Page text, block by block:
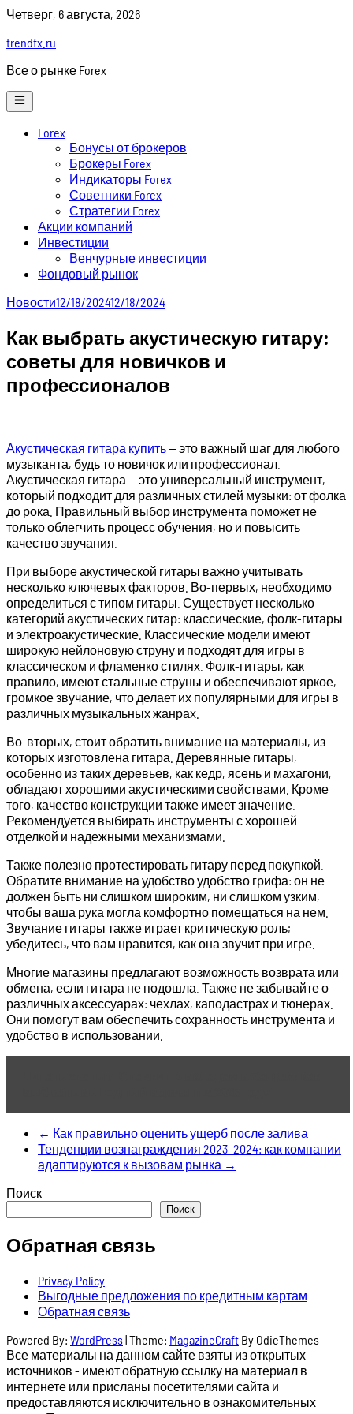
Skip
content
Четверг, 6 августа, 2026
trendfx.ru
Все о рынке Forex
Forex
Бонусы от брокеров
Брокеры Forex
Индикаторы Forex
Советники Forex
Стратегии Forex
Акции компаний
Инвестиции
Венчурные инвестиции
Фондовый рынок
Новости12/18/202412/18/2024
Как выбрать акустическую гитару:
советы для новичков и
профессионалов
Акустическая гитара купить— это важный шаг для любого
музыканта, будь то новичок или профессионал.
Акустическая гитара — это универсальный инструмент,
который подходит для различных стилей музыки: от фолка
до рока. Правильный выбор инструмента поможет не
только облегчить процесс обучения, но и повысить
качество звучания.
При выборе акустической гитары важно учитывать
несколько ключевых факторов. Во-первых, необходимо
определиться с типом гитары. Существует несколько
категорий акустических гитар: классические, фолк-гитары
и электроакустические. Классические модели имеют
широкую нейлоновую струну и подходят для игры в
классическом и фламенко стилях. Фолк-гитары, как
правило, имеют стальные струны и обеспечивают яркое,
громкое звучание, что делает их популярными для игры в
различных музыкальных жанрах.
Во-вторых, стоит обратить внимание на материалы, из
которых изготовлена гитара. Деревянные гитары,
особенно из таких деревьев, как кедр, ясень и махагони,
обладают хорошими акустическими свойствами. Кроме
того, качество конструкции также имеет значение.
Рекомендуется выбирать инструменты с хорошей
отделкой и надежными механизмами.
Также полезно протестировать гитару перед покупкой.
Обратите внимание на удобство удобство грифа: он не
должен быть ни слишком широким, ни слишком узким,
чтобы ваша рука могла комфортно помещаться на нем.
Звучание гитары также играет критическую роль;
убедитесь, что вам нравится, как она звучит при игре.
Многие магазины предлагают возможность возврата или
обмена, если гитара не подошла. Также не забывайте о
различных аксессуарах: чехлах, каподастрах и тюнерах.
Они помогут вам обеспечить сохранность инструмента и
удобство в использовании.
← Как правильно оценить ущерб после залива
Тенденции вознаграждения 2023–2024: как компании
адаптируются к вызовам рынка →
Поиск
Поиск
Обратная связь
Privacy Policy
Выгодные предложения по кредитным картам
Обратная связь
Powered By: WordPress|Theme: MagazineCraft By OdieThemes
Все материалы на данном сайте взяты из открытых
источников - имеют обратную ссылку на материал в
интернете или присланы посетителями сайта и
предоставляются исключительно в ознакомительных